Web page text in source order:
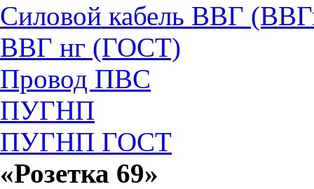
Силовой кабель ВВГ
ВВГ нг (ГОСТ)
Провод ПВС
ПУГНП
ПУГНП ГОСТ
«Розетка 69»